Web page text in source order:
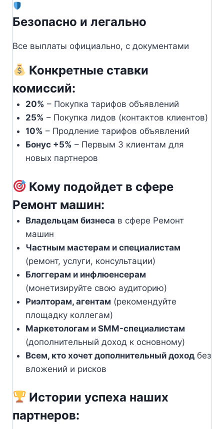
Безопасно и легально
Все выплаты официально, с документами
Конкретные ставки
комиссий:
20% – Покупка тарифов объявлений
25% – Покупка лидов (контактов клиентов)
10% – Продление тарифов объявлений
Бонус +5% – Первым 3 клиентам для
новых партнеров
Кому подойдет в сфере
Ремонт машин:
Владельцам бизнеса в сфере Ремонт
машин
Частным мастерам и специалистам
(ремонт, услуги, консультации)
Блоггерам и инфлюенсерам
(монетизируйте свою аудиторию)
Риэлторам, агентам (рекомендуйте
площадку коллегам)
Маркетологам и SMM-специалистам
(дополнительный доход к основному)
Всем, кто хочет дополнительный доходбез
вложений и рисков
Истории успеха наших
партнеров: